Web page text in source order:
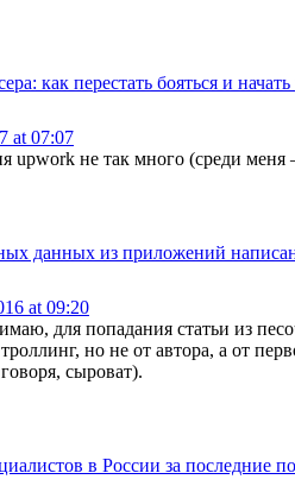
как перестать бояться и начать
at 07:07
upwork не так много (среди
данных из приложений
at 09:20
для попадания статьи из
но не от автора, а от
сыроват).
в России за последние